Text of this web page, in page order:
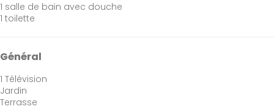
1 salle de bain avec douche
1 toilette
Général
1 Télévision
Jardin
Terrasse